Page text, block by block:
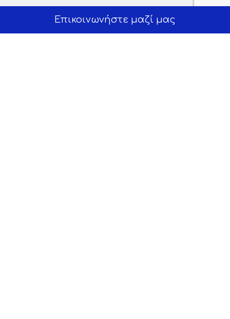
Επικοινωνήστε μαζί μας